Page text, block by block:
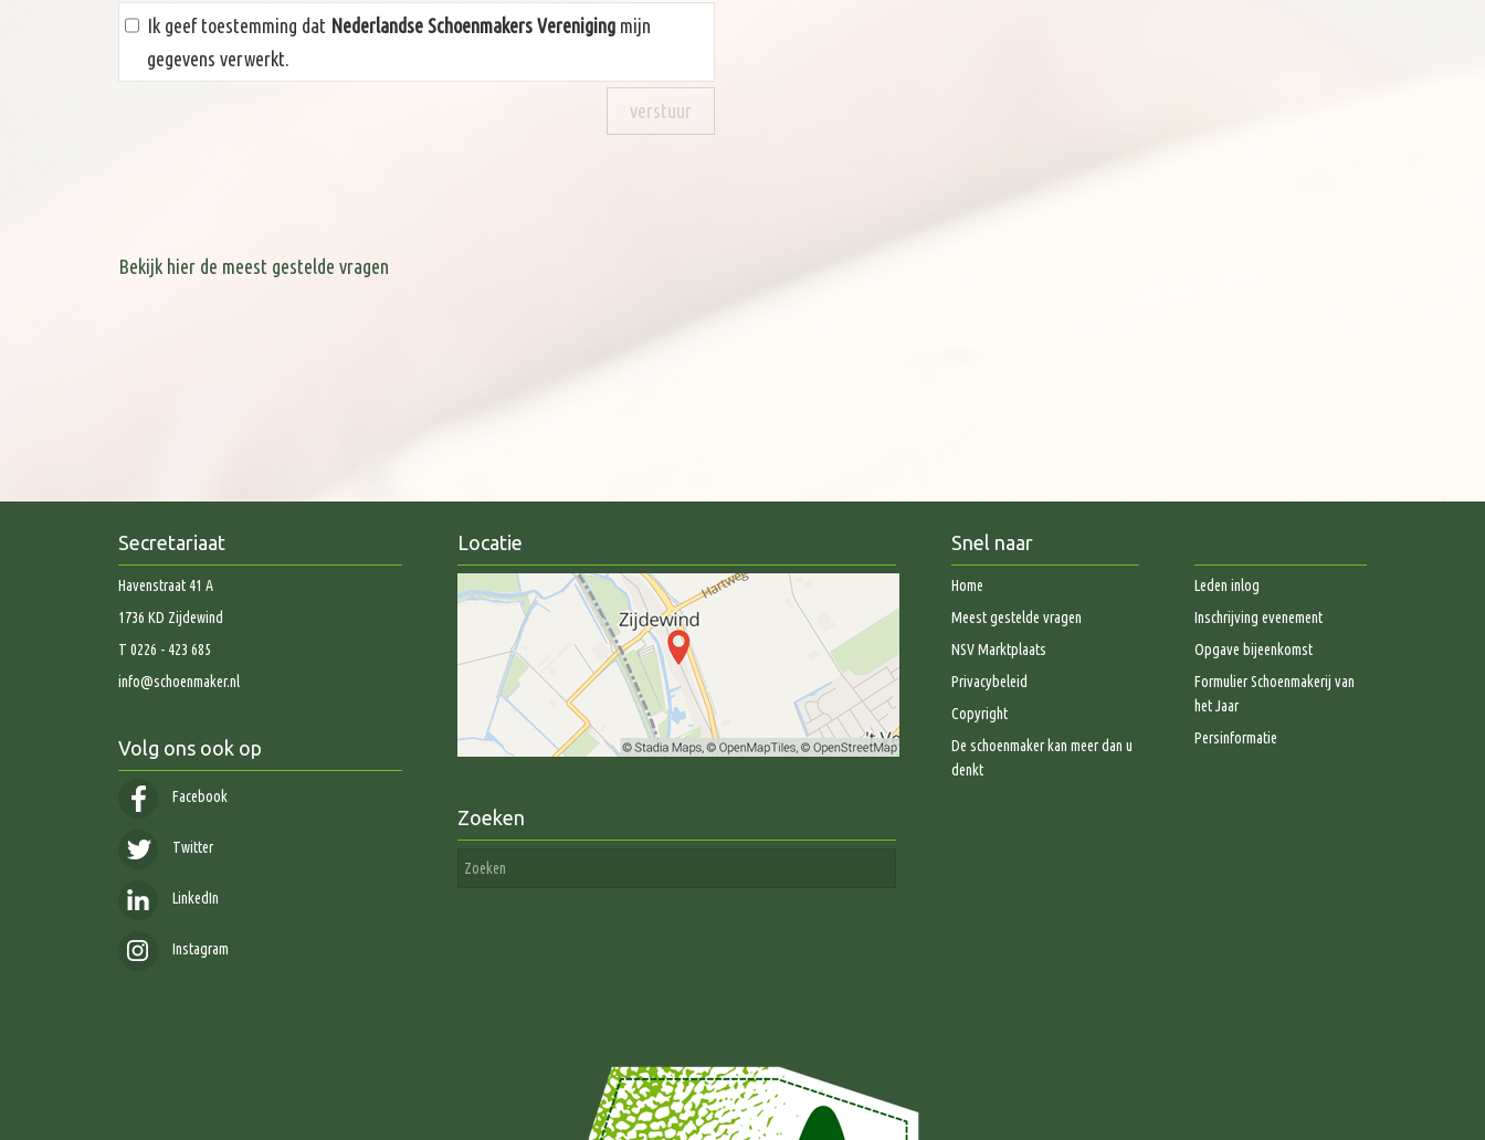
Ik geef toestemming dat Nederlandse Schoenmakers Vereniging mijn
gegevens verwerkt.
Bekijk hier de meest gestelde vragen
Secretariaat
Havenstraat 41 A
1736 KD Zijdewind
T 0226 - 423 685
info@schoenmaker.nl
Volg ons ook op
Facebook
Twitter
LinkedIn
Instagram
Locatie
Zoeken
Snel naar
Home
Meest gestelde vragen
NSV Marktplaats
Privacybeleid
Copyright
De schoenmaker kan meer dan u
denkt
Leden inlog
Inschrijving evenement
Opgave bijeenkomst
Formulier Schoenmakerij van
het Jaar
Persinformatie